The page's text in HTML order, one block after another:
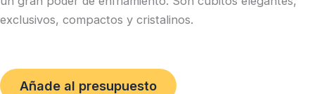
exclusivos, compactos y cristalinos.
Añade al presupuesto